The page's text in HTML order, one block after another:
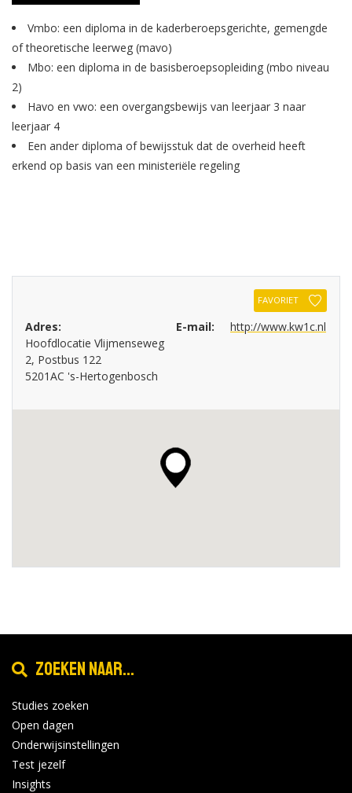
Vmbo: een diploma in de kaderberoepsgerichte, gemengde
of theoretische leerweg (mavo)
Mbo: een diploma in de basisberoepsopleiding (mbo niveau
2)
Havo en vwo: een overgangsbewijs van leerjaar 3 naar
leerjaar 4
Een ander diploma of bewijsstuk dat de overheid heeft
erkend op basis van een ministeriële regeling
FAVORIET
Adres:
Hoofdlocatie Vlijmenseweg
2, Postbus 122
5201AC 's-Hertogenbosch
E-mail: http://www.kw1c.nl
Zoeken naar...
Studies zoeken
Open dagen
Onderwijsinstellingen
Test jezelf
Insights